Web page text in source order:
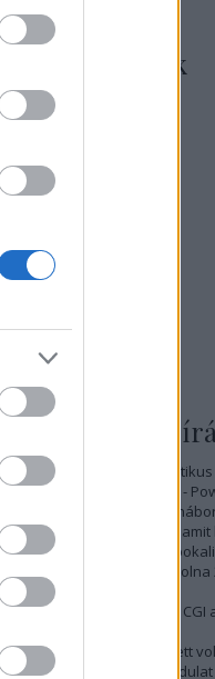
szívesen
nézünk/olvasunk
szerint
Joint
Mánia app
meg az ember!
& Calzone
A legolvasottabb
A 20 legjobb
A 15 legjobb időutazós film -
A 10 legjobb második
50 posztapokaliptikus film, amit
A 10 legkreatívabb
20 film, amit látnod kellett volna
rész)
Ezért néz ki borzasztóan a CGI
15(+1) film, amit látnod kellett
A 15 legnagyobb filmes fordulat